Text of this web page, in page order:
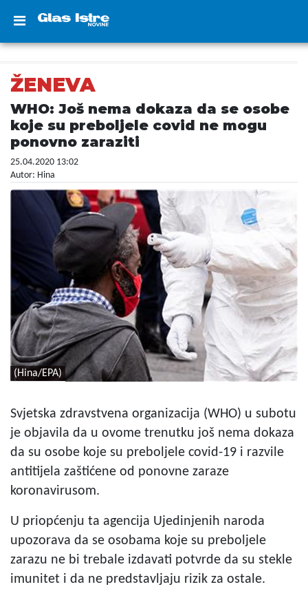
ŽENEVA
WHO: Još nema dokaza da se osobe
koje su preboljele covid ne mogu
ponovno zaraziti
25.04.2020 13:02
Autor: Hina
(Hina/EPA)
Svjetska zdravstvena organizacija (WHO) u subotu
je objavila da u ovome trenutku još nema dokaza
da su osobe koje su preboljele covid-19 i razvile
antitijela zaštićene od ponovne zaraze
koronavirusom.
U priopćenju ta agencija Ujedinjenih naroda
upozorava da se osobama koje su preboljele
zarazu ne bi trebale izdavati potvrde da su stekle
imunitet i da ne predstavljaju rizik za ostale.